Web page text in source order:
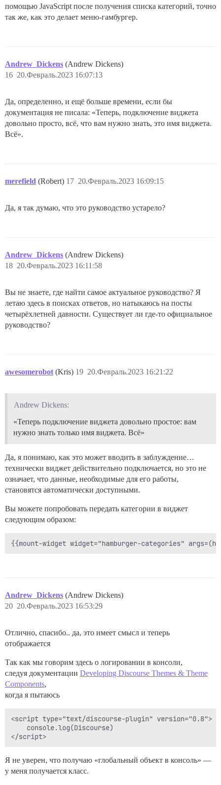
помощью JavaScript после получения списка категорий, точно
так же, как это делает меню-гамбургер.
Andrew_Dickens (Andrew Dickens)
20.Февраль.2023 16:07:13
16
Да, определенно, и ещё больше времени, если бы
документация не писала: «Теперь, подключение виджета
довольно просто, всё, что вам нужно знать, это имя виджета.
Всё».
merefield (Robert) 20.Февраль.2023 16:09:15
17
Да, я так думаю, что это руководство устарело?
Andrew_Dickens (Andrew Dickens)
20.Февраль.2023 16:11:58
18
Вы не знаете, где найти самое актуальное руководство? Я
летаю здесь в поисках ответов, но натыкаюсь на посты
четырёхлетней давности. Существует ли где-то официальное
руководство?
awesomerobot (Kris) 20.Февраль.2023 16:21:22
19
Andrew Dickens:
«Теперь подключение виджета довольно простое: вам
нужно знать только имя виджета. Всё»
Да, я понимаю, как это может вводить в заблуждение…
технически виджет действительно подключается, но это не
означает, что данные, необходимые для его работы,
становятся автоматически доступными.
Вы можете попробовать передать категории в виджет
следующим образом:
Andrew_Dickens (Andrew Dickens)
20.Февраль.2023 16:53:29
20
Отлично, спасибо.. да, это имеет смысл и теперь
отображается
Так как мы говорим здесь о логировании в консоли,
следуя документации Developing Discourse Themes & Theme
Components,
когда я пытаюсь
<script type="text/discourse-plugin" version="0.8">
    console.log(Discourse)
Я не уверен, что получаю «глобальный объект в консоль» —
у меня получается класс.